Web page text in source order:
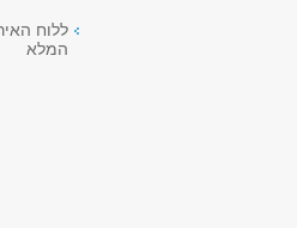
ללוח
המלא